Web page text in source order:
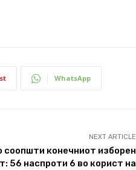
WhatsApp
NEXT ARTICLE
соопшти конечниот изборен
56 наспроти 6 во корист на